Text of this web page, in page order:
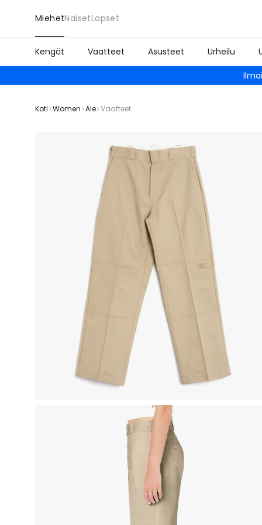
MiehetNaisetLapset
Kengät Vaatteet Asusteet Urheilu
Koti Women Ale Vaatteet